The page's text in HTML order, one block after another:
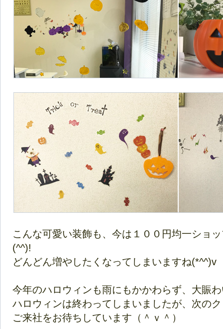
こんな可愛い装飾も、今は１００円均一ショ
(^^)!
どんどん増やしたくなってしまいますね(*^^)v
今年のハロウィンも雨にもかかわらず、大賑
ハロウィンは終わってしまいましたが、次の
ご来社をお待ちしています（＾ｖ＾）